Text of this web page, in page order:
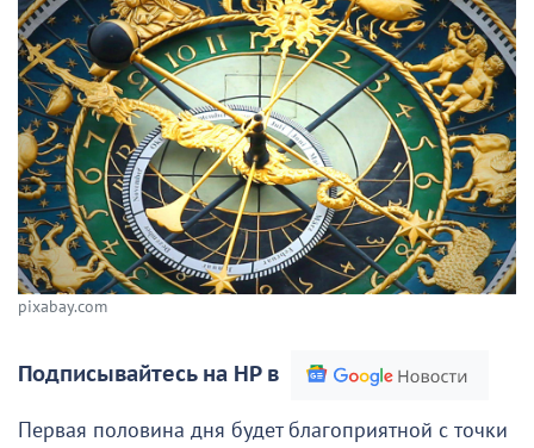
pixabay.com
Подписывайтесь на НР в
Первая половина дня будет благоприятной с точки